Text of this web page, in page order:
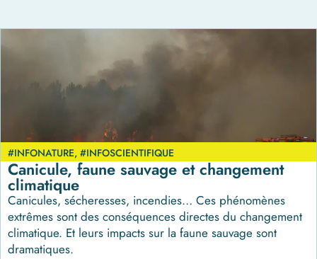
#INFONATURE, #INFOSCIENTIFIQUE
Canicule, faune sauvage et changement
climatique
Canicules, sécheresses, incendies… Ces phénomènes
extrêmes sont des conséquences directes du changement
climatique. Et leurs impacts sur la faune sauvage sont
dramatiques.